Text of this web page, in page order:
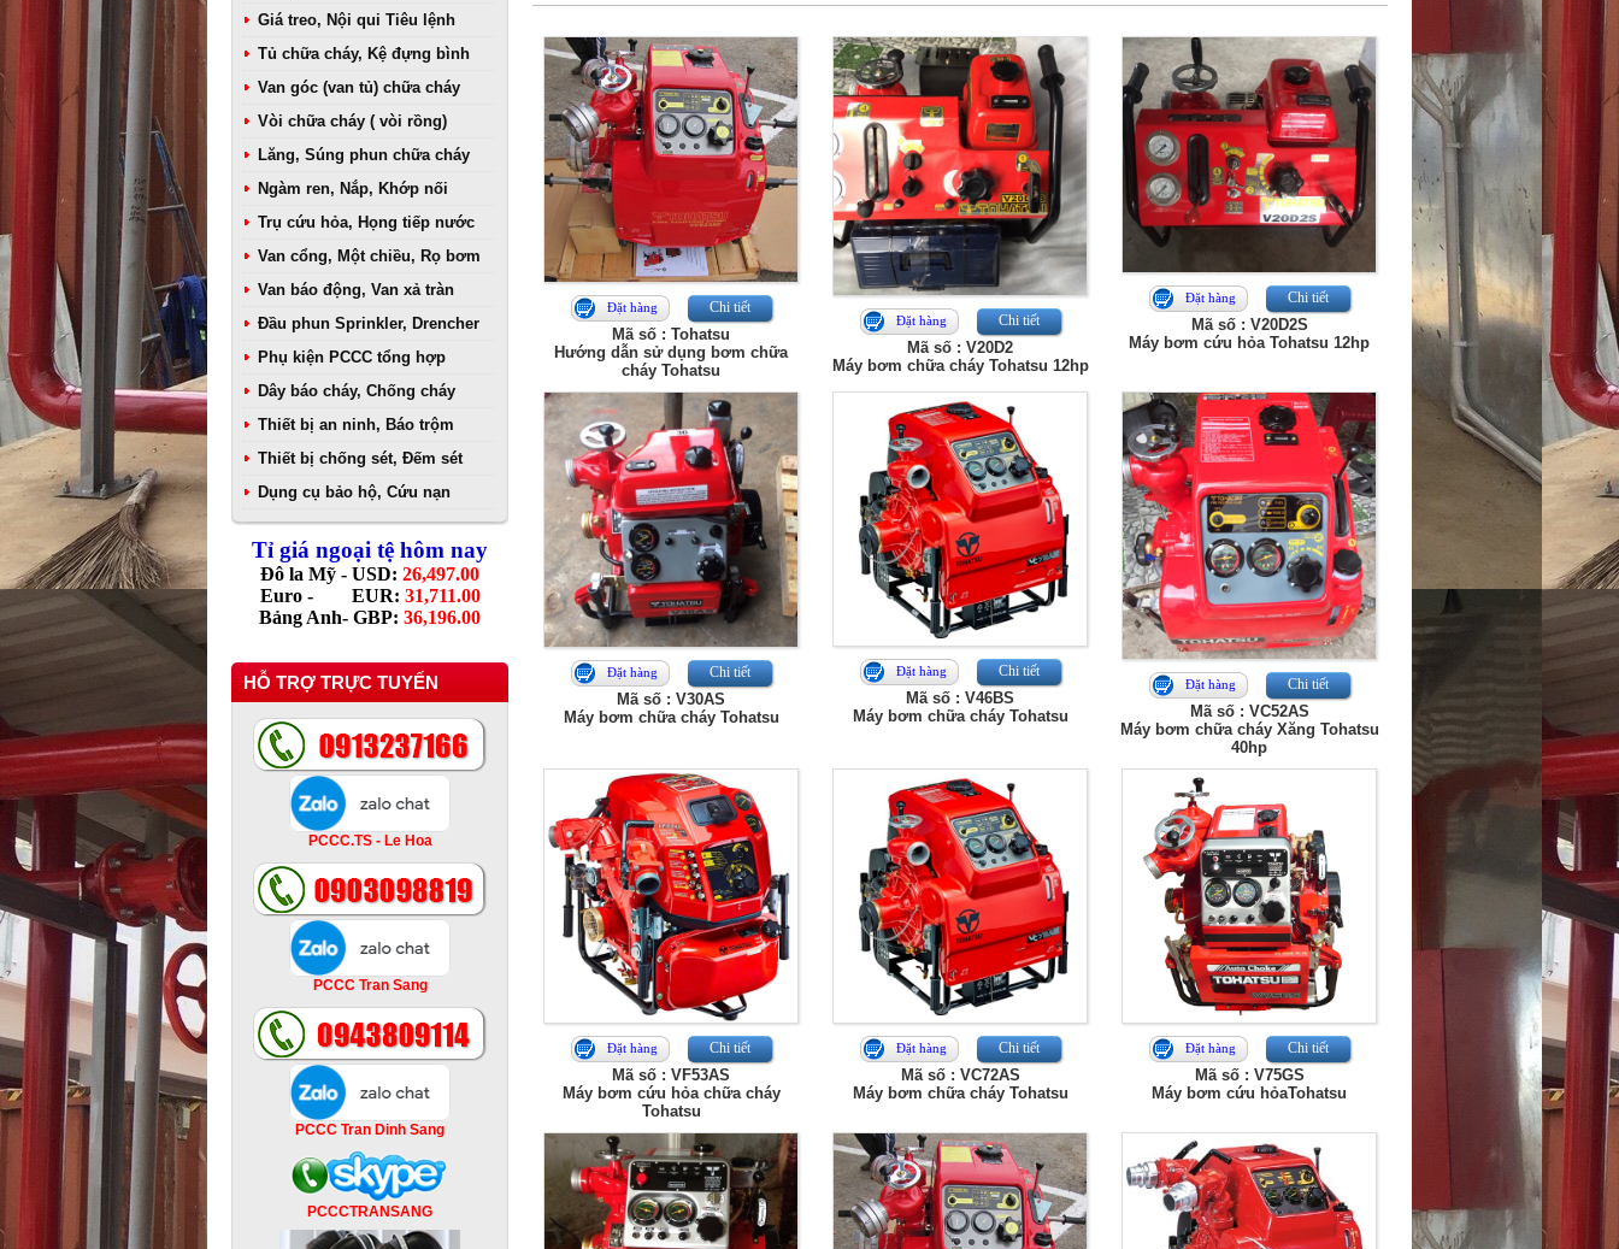
Giá treo, Nội qui Tiêu lệnh
Tủ chữa cháy, Kệ đựng bình
Van góc (van tủ) chữa cháy
Vòi chữa cháy ( vòi rồng)
Lăng, Súng phun chữa cháy
Ngàm ren, Nắp, Khớp nối
Trụ cứu hỏa, Họng tiếp nước
Van cổng, Một chiều, Rọ bơm
Van báo động, Van xả tràn
Đầu phun Sprinkler, Drencher
Phụ kiện PCCC tổng hợp
Dây báo cháy, Chống cháy
Thiết bị an ninh, Báo trộm
Thiết bị chống sét, Đếm sét
Dụng cụ bảo hộ, Cứu nạn
Tỉ giá ngoại tệ hôm nay
Đô la Mỹ - USD: 26,497.00
Euro - EUR: 31,711.00
Bảng Anh- GBP: 36,196.00
HỖ TRỢ TRỰC TUYẾN
PCCC.TS - Le Hoa
PCCC Tran Sang
PCCC Tran Dinh Sang
PCCCTRANSANG
Đặt hàng Chi tiết
Mã số : Tohatsu
Hướng dẫn sử dụng bơm chữa
cháy Tohatsu
Đặt hàng Chi tiết
Mã số : V20D2
Máy bơm chữa cháy Tohatsu 12hp
Đặt hàng Chi tiết
Mã số : V20D2S
Máy bơm cứu hỏa Tohatsu 12hp
Đặt hàng Chi tiết
Mã số : V30AS
Máy bơm chữa cháy Tohatsu
Đặt hàng Chi tiết
Mã số : V46BS
Máy bơm chữa cháy Tohatsu
Đặt hàng Chi tiết
Mã số : VC52AS
Máy bơm chữa cháy Xăng Tohatsu
40hp
Đặt hàng Chi tiết
Mã số : VF53AS
Máy bơm cứu hỏa chữa cháy
Tohatsu
Đặt hàng Chi tiết
Mã số : VC72AS
Máy bơm chữa cháy Tohatsu
Đặt hàng Chi tiết
Mã số : V75GS
Máy bơm cứu hỏaTohatsu